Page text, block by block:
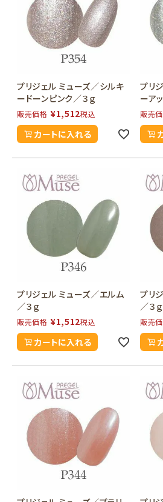
プリジェル ミューズ／シルキ
ードーンピンク／３ｇ
販売価格 ¥1,512税込
カートに入れる
プリ
ーア
販売
プリジェル ミューズ／エルム
／３ｇ
販売価格 ¥1,512税込
カートに入れる
プリ
／３ｇ
販売